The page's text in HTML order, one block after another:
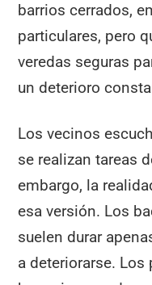
barrios cerrados,
particulares, pero
veredas seguras
un deterioro
Los vecinos
se realizan tareas
embargo, la
esa versión. Los
suelen durar
a deteriorarse. Los